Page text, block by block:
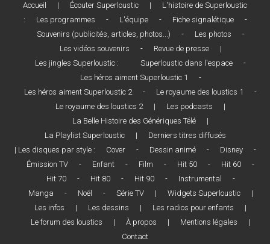
Accueil | Écouter Superloustic |
L'histoire de Superloustic
:
Les programmes - L'équipe - Fiche signalétique
-
Souvenirs (publicités, articles, photos...)
- Les photos
-
Les vidéos souvenirs
- Revue de presse
|
Les jingles Superloustic :
Superloustic dans l'espace
-
Les héros aiment Superloustic 1
-
Les héros aiment Superloustic 2
- Le royaume des loustics 1
-
Le royaume des loustics 2
| Les podcasts
|
La Belle Histoire des Génériques Télé
|
La Playlist Superloustic
|
Derniers titres diffusés
| Les disques par style :
Cover - Dessin animé - Disney
-
Émission TV
- Enfant - Film - Hit 50 - Hit 60
-
Hit 70
- Hit 80 - Hit 90 - Instrumental
-
Manga
- Noël - Série TV | Widgets Superloustic
|
Les infos
| Les dessins | Les radios pour enfants
|
Le forum des loustics
| À propos | Mentions légales
|
Contact